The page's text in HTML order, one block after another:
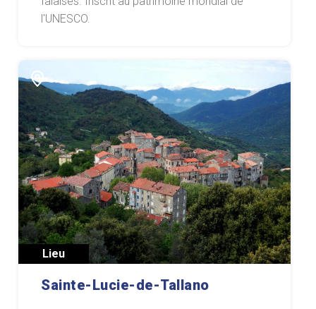
l'UNESCO.
Lieu
Sainte-Lucie-de-Tallano